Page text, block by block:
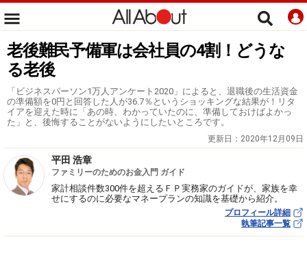
老後難民予備軍は会社員の4割！どうな
る老後
「ビジネスパーソン1万人アンケート2020」によると、退職後の生活資金
の準備額を0円と回答した人が36.7％というショッキングな結果が！リタ
イアを迎えた時に「あの時、わかっていたのに、準備しておけばよかっ
た」と、後悔することがないようにしたいところです。
更新日： 2020年12月09日
平田 浩章
ファミリーのためのお金入門 ガイド
家計相談件数300件を超えるＦＰ実務家のガイドが、家族を幸
せにするのに必要なマネープランの知識を基礎から紹介。
プロフィール詳細
執筆記事一覧